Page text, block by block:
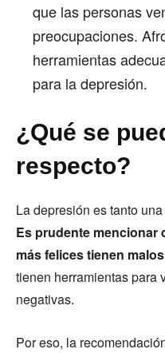
que las personas
preocupaciones.
herramientas
para la depresión.
¿Qué se
respecto?
La depresión es tanto
Es prudente mencionar
más felices tienen
tienen herramientas para
negativas.
Por eso, la